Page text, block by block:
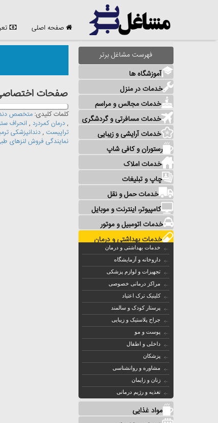
صفحه اصلی
فهرست مشاغل برتر
آموزشگاه ها
خدمات در منزل
خدمات مجالس و مراسم
خدمات مسافرتی و گردشگری
خدمات آرایشی و زیبایی
رستوران و کافی شاپ
خدمات املاک
چاپ و تبلیغات
خدمات حمل و نقل
کامپیوتر، اینترنت و موبایل
خدمات اتومبیل و موتور
خدمات بهداشتی و درمان
خدمات بهداشتی و درمان
داروخانه و آزمایشگاه
تجهیزات و لوازم پزشکی
مراکز درمانی خصوصی
کلینیک ترک اعتیاد
پرستار کودک و سالمند
جراح پلاستیک و زیبایی
پوست و مو
داخلی و اطفال
پزشکان
مشاوره و روانشناسی
زنان و زایمان
تغذیه و رژیم درمانی
مواد غذایی
صفحات
کلمات کلیدی: متخصص
, درمان کمردرد , انحراف
تراپیست , دندانپزشکی
نمایندگی فروش لنزهای